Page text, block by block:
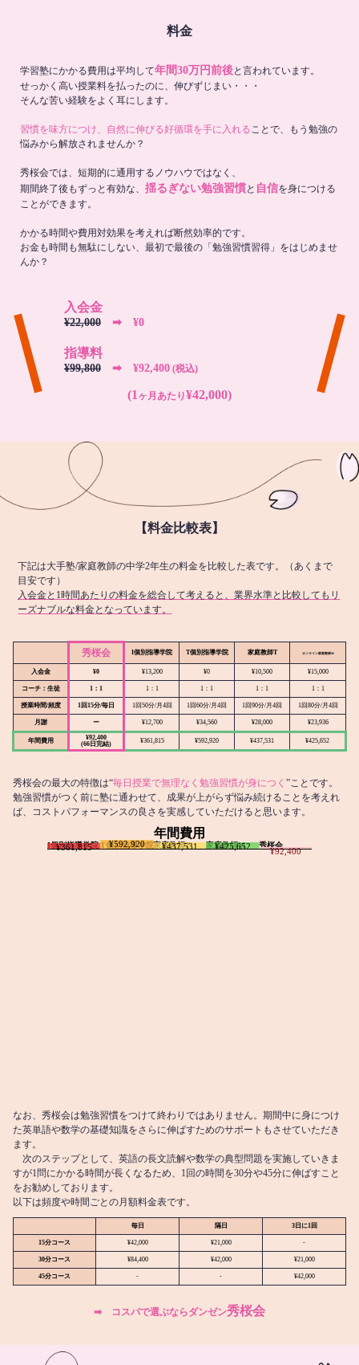
料金
学習塾にかかる費用は平均して年間30万円前後と言われています。
せっかく高い授業料を払ったのに、伸びずじまい・・・
そんな苦い経験をよく耳にします。
習慣を味方につけ、自然に伸びる好循環を手に入れる ことで、もう勉強の
悩みから解放されませんか？
秀桜会では、短期的に通用するノウハウではなく、
期間終了後もずっと有効な、 揺るぎない勉強習慣と 自信を身につける
ことができます。
かかる時間や費用対効果を考えれば断然効率的です。
お金も時間も無駄にしない、最初で最後の「勉強習慣習得」をはじめませ
んか？
入会金
¥22,000 ➡︎ ¥0
指導料
¥99,800 ➡︎ ¥92,400 (税込)
(1 ヶ月あたり¥42,000)
【料金比較表】
下記は大手塾/家庭教師の中学2年生の料金を比較した表です。（あくまで
目安です）
入会金と1時間あたりの料金を総合して考えると、業界水準と比較してもリ
ーズナブルな料金となっています。
秀桜会 I個別指導学院 T個別指導学院 家庭教師T オンライン家庭教師M
入会金 ¥0 ¥13,200 ¥0 ¥10,500 ¥15,000
コーチ：生徒 1：1 1：1 1：1 1：1 1：1
授業時間/頻度 1回15分/毎日 1回50分/月4回 1回60分/月4回 1回90分/月4回 1回80分/月4回
月謝 ー ¥12,700 ¥34,560 ¥28,000 ¥23,936
年間費用
¥92,400
(66日完結)
¥361,815 ¥592,920 ¥437,531 ¥425,652
秀桜会の最大の特徴は“毎日授業で無理なく勉強習慣が身につく ”ことです。
勉強習慣がつく前に塾に通わせて、成果が上がらず悩み続けることを考えれ
ば、コストパフォーマンスの良さを実感していただけると思います。
年間費用
I個別指導学院
¥361,815 T個別指導学院
¥592,920 家庭教師T
¥437,531 家庭教師M
¥425,652 秀桜会
¥92,400
なお、秀桜会は勉強習慣をつけて終わりではありません。期間中に身につけ
た英単語や数学の基礎知識をさらに伸ばすためのサポートもさせていただき
ます。
次のステップとして、英語の長文読解や数学の典型問題を実施していきま
すが1問にかかる時間が長くなるため、1回の時間を30分や45分に伸ばすこと
をお勧めしております。
以下は頻度や時間ごとの月額料金表です。
毎日 隔日 3日に1回
15分コース ¥42,000 ¥21,000 -
30分コース ¥84,400 ¥42,000 ¥21,000
45分コース - - ¥42,000
➡︎ コスパで選ぶならダンゼン秀桜会